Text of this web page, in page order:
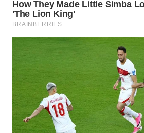
WN
LANGKAT
WN
WN
TANJUNG
LESUNG